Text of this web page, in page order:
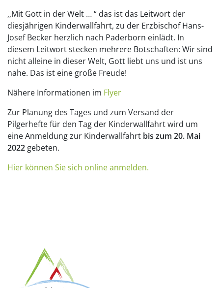
,,Mit Gott in der Welt … “ das ist das Leitwort der
diesjäh­rigen Kinderwallfahrt, zu der Erzbischof Hans-
Josef Becker herzlich nach Pader­born einlädt. In
diesem Leitwort stecken mehrere Botschaf­ten: Wir sind
nicht alleine in dieser Welt, Gott liebt uns und ist uns
nahe. Das ist eine große Freude!
Nähere Informationen im Flyer
Zur Planung des Tages und zum Versand der
Pilgerhefte für den Tag der Kinderwallfahrt wird um
eine Anmeldung zur Kinderwallfahrt bis zum 20. Mai
2022 gebeten.
Hier können Sie sich online anmelden.